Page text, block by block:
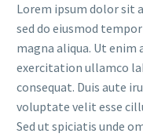
Lorem ipsum dolor sit
sed do eiusmod
magna aliqua. Ut enim
exercitation ullamco
consequat. Duis aute
voluptate velit esse
Sed ut spiciatis unde